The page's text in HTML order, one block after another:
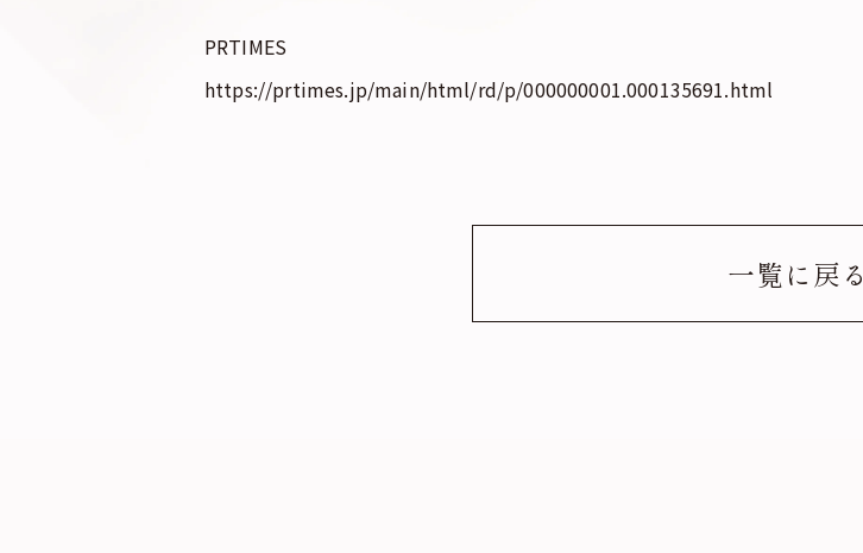
PRTIMES
https://prtimes.jp/main/html/rd/p/000000001.000135691.html
一覧に戻る